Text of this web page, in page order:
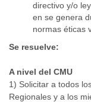
directivo y/o
en se genera
normas éticas
Se resuelve:
A nivel del CMU
1) Solicitar a todos
Regionales y a los